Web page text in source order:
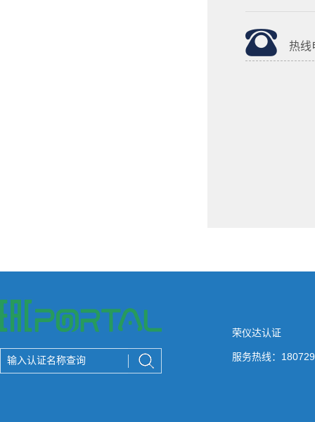
热线
荣仪达认证
服务热线：